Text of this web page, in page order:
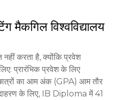
शामिल हैं। यह विश्वविद्यालय उच्च
समाधान करने के क्षमता रखने
की तैयारी करने के मिशन के
GRE, GMAT या अन्य
है।
है, लेकिन उम्मीदवारों को कनाडा
शिक्षा होना चाहिए।
मैकगिल विश्वविद्यालय
नहीं करता है, क्योंकि प्रवेश
लिए: प्रारंभिक प्रवेश के लिए
छात्रों का आम अंक (GPA) आम तौर
के लिए, IB Diploma में 41